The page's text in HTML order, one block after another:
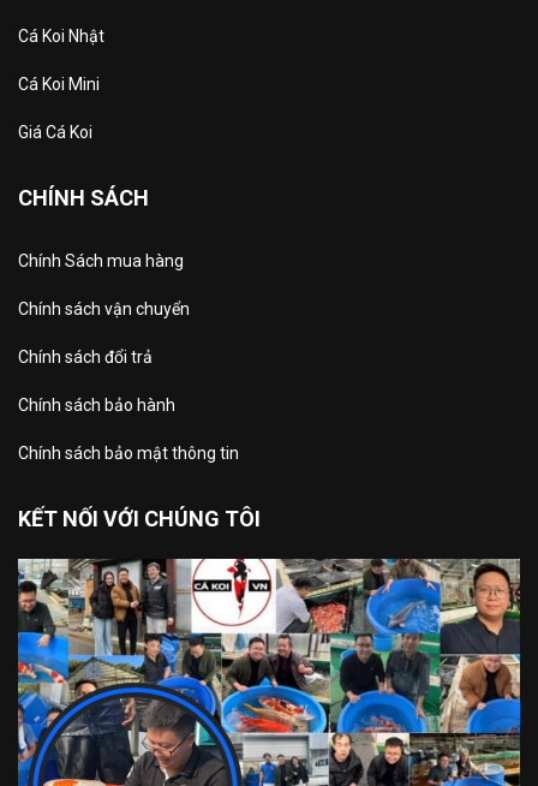
Cá Koi Nhật
Cá Koi Mini
Giá Cá Koi
CHÍNH SÁCH
Chính Sách mua hàng
Chính sách vận chuyển
Chính sách đổi trả
Chính sách bảo hành
Chính sách bảo mật thông tin
KẾT NỐI VỚI CHÚNG TÔI